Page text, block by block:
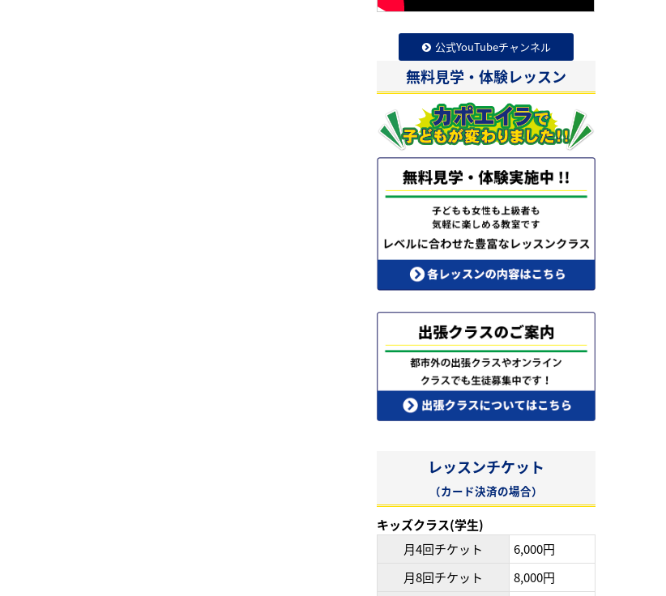
公式YouTubeチャンネル
無料見学・体験レッスン
レッスンチケット
（カード決済の場合）
キッズクラス(学生)
月4回チケット
6,000円
月8回チケット
8,000円